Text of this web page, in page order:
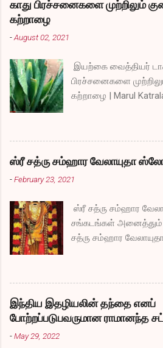
காது பிரச்சனைகளை முற்றிலும்
கற்றாழை
-August 02, 2021
இயற்கை வைத்தியர்
பிரச்சனைகளை
கற்றாழை | Marul
ஸ்ரீ சத்ரு சம்ஹார வேலாயுதா
-February 23, 2021
ஸ்ரீ சத்ரு சம்ஹார
சங்கடங்கள் அனைத்தும்
சத்ரு சம்ஹார
வேலாயுதா! சகல
விட்டுப் போகட்டும் ஸ்ரீ
எல்லா விதமான
அகல வேண்டும் ஸ்ரீ
துக்கங்களிலிருந்து
இந்திய இதழியலின் தந்தை எனப்
போற்றப்படுபவருமான ராமானந்த
-May 29, 2022